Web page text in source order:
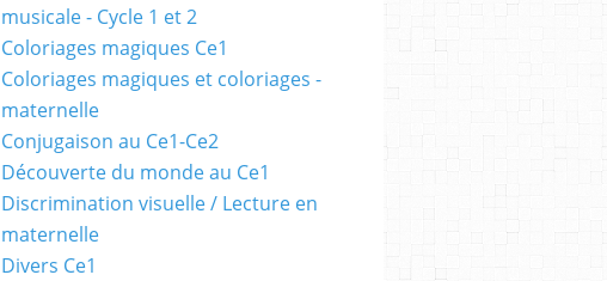
musicale - Cycle 1 et 2
Coloriages magiques Ce1
Coloriages magiques et coloriages -
maternelle
Conjugaison au Ce1-Ce2
Découverte du monde au Ce1
Discrimination visuelle / Lecture en
maternelle
Divers Ce1